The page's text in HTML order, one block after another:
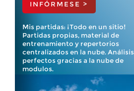
INFÓRMESE >
Mis partidas: ¡Todo en un sitio!
Partidas propias, material de
entrenamiento y repertorios
centralizados en la nube. Análisis
perfectos gracias a la nube de
modulos.